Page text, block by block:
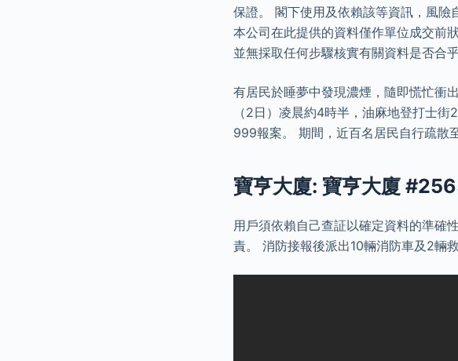
保證。 閣下使用及依賴該等資訊，風險
本公司在此提供的資料僅作單位成交前
並無採取任何步驟核實有關資料是否合乎
有居民於睡夢中發現濃煙，隨即慌忙衝
（2日）凌晨約4時半，油麻地登打士
999報案。 期間，近百名居民自行疏散
寶亨大廈: 寶亨大廈
用戶須依賴自己查証以確定資料的準確
責。 消防接報後派出10輛消防車及2輛